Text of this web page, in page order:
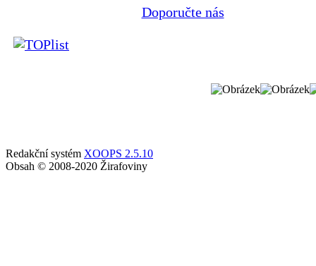
Doporučte nás
Redakční systém XOOPS 2.5.10
Obsah © 2008-2020 Žirafoviny